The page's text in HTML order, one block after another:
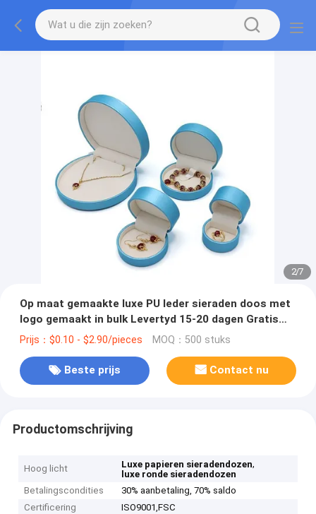
2/7
Op maat gemaakte luxe PU leder sieraden doos met
logo gemaakt in bulk Levertyd 15-20 dagen Gratis
monsters en snelle verzending
Prijs：$0.10 - $2.90/pieces MOQ：500 stuks
Beste prijs Contact nu
Productomschrijving
Hoog licht Luxe papieren sieradendozen,
luxe ronde sieradendozen
Betalingscondities
30% aanbetaling, 70% saldo
Certificering
ISO9001,‌FSC